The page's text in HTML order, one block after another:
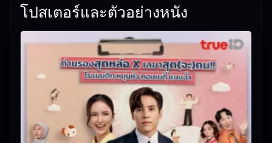
โปสเตอร์และตัวอย่างหนัง